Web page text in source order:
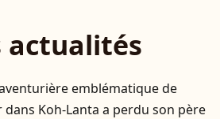
actualités
emblématique de
Koh-Lanta a perdu son père